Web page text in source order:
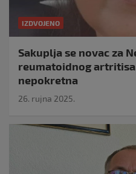
IZDVOJENO
Sakuplja se novac za
reumatoidnog
nepokretna
26. rujna 2025.